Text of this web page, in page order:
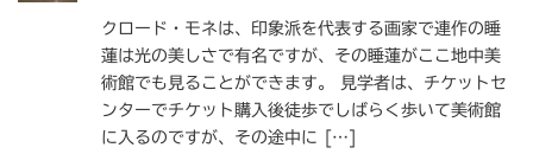
クロード・モネは、印象派を代表する画家で連作の睡
蓮は光の美しさで有名ですが、その睡蓮がここ地中美
術館でも見ることができます。 見学者は、チケットセ
ンターでチケット購入後徒歩でしばらく歩いて美術館
に入るのですが、その途中に […]